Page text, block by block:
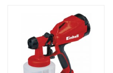
Vergleichen